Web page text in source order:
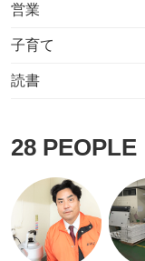
営業
子育て
読書
28 PEOPLE